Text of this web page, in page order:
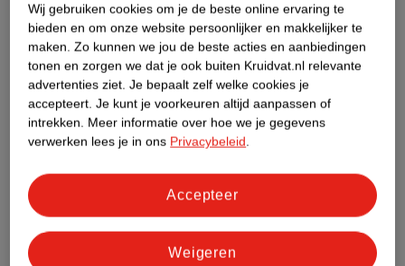
Etiketinformatie
Nature Impact Score
Dit product heeft (nog) geen Nature
Meer informatie
Wij gebruiken cookies om je de beste online ervaring te
bieden en om onze website persoonlijker en makkelijker te
maken. Zo kunnen we jou de beste acties en aanbiedingen
tonen en zorgen we dat je ook buiten Kruidvat.nl relevante
advertenties ziet. Je bepaalt zelf welke cookies je
accepteert. Je kunt je voorkeuren altijd aanpassen of
intrekken. Meer informatie over hoe we je gegevens
verwerken lees je in ons Privacybeleid.
Weigeren
Accepteer